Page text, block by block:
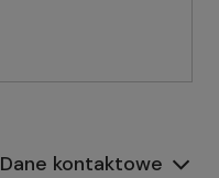
Dane kontaktowe